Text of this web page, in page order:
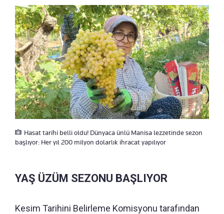
Hasat tarihi belli oldu! Dünyaca ünlü Manisa lezzetinde sezon
başlıyor: Her yıl 200 milyon dolarlık ihracat yapılıyor
YAŞ ÜZÜM SEZONU BAŞLIYOR
Kesim Tarihini Belirleme Komisyonu tarafından